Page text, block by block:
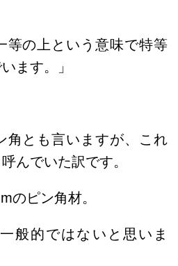
等の上という意味で特等
ます。
」
角とも言いますが、これ
んでいた訳です。
のピン角材。
般的ではないと思いま